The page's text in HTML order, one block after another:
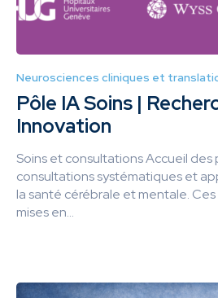
Neurosciences cliniques et
Pôle IA Soins |
Innovation
Soins et consultations Accueil des patients pour des
consultations systématiques et
la santé cérébrale et mentale. Ces consultations sont
mises en...